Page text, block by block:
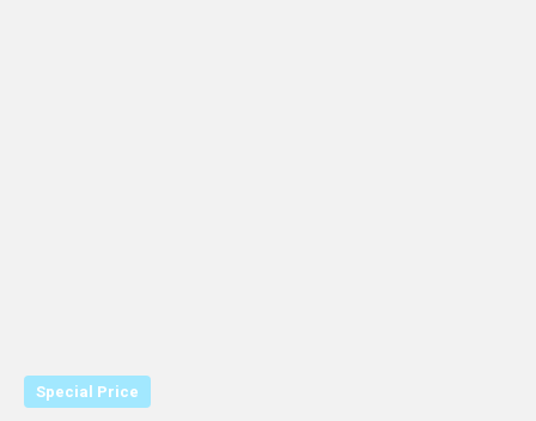
Special Price